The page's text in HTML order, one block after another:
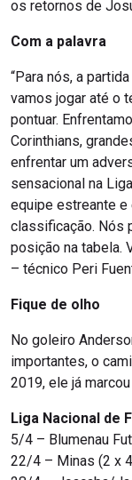
os retornos de
Com a palavra
“Para nós, a
vamos jogar até o
pontuar.
Corinthians,
enfrentar um
sensacional na
equipe estreante e
classificação. Nós
posição na tabela.
– técnico Peri
Fique de olho
No goleiro
importantes, o
2019, ele já
Liga Nacional de
5/4 – Blumenau
22/4 – Minas (2 x